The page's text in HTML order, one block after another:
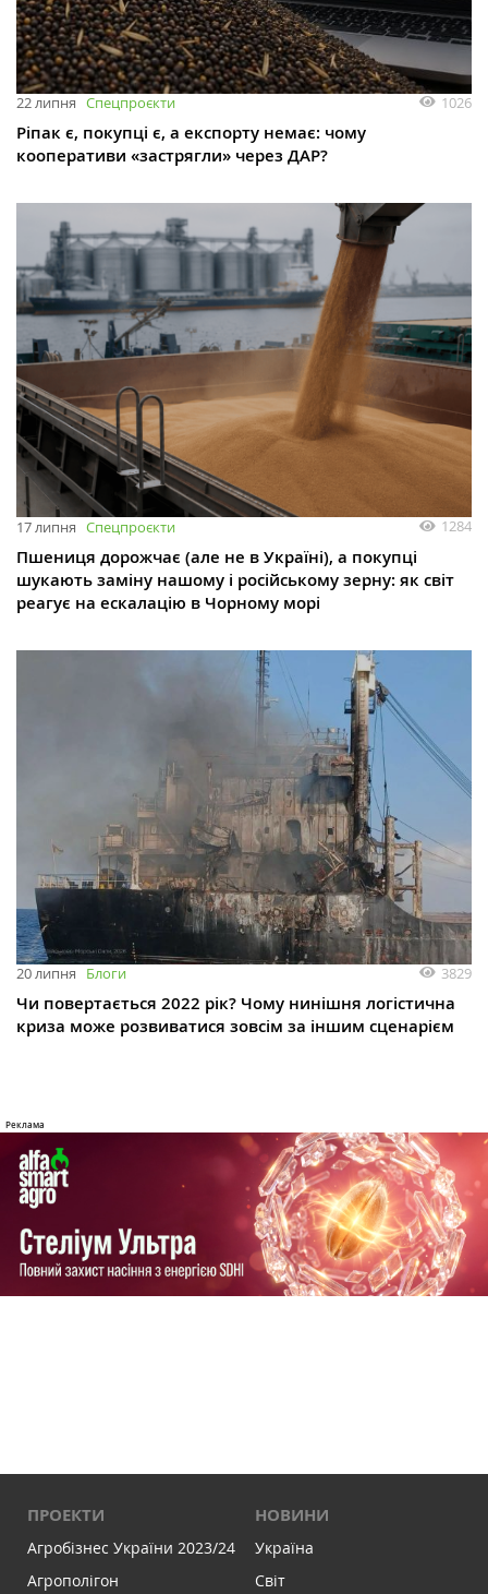
22 липня Спецпроєкти 1026
Ріпак є, покупці є, а експорту немає: чому
кооперативи «застрягли» через ДАР?
17 липня Спецпроєкти 1284
Пшениця дорожчає (але не в Україні), а покупці
шукають заміну нашому і російському зерну: як світ
реагує на ескалацію в Чорному морі
20 липня Блоги 3829
Чи повертається 2022 рік? Чому нинішня логістична
криза може розвиватися зовсім за іншим сценарієм
ПРОЕКТИ
Агробізнес України 2023/24
Агрополігон
НОВИНИ
Україна
Світ